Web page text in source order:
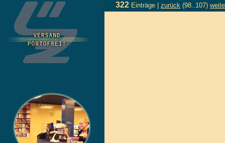
322 Einträge | zurück (98..107)